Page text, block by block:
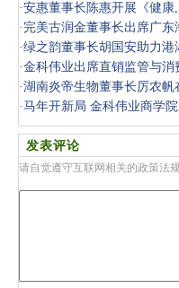
·安惠董事长陈惠开展《健
· 完美古润金董事长出席广
事扩大会
·绿之韵董事长胡国安助力
宪法公园
·金科伟业出席直销监管与消
并部署合
·湖南炎帝生物董事长厉农帆
签署诚信
·马年开新局 金科伟业商学
发表评论
请自觉遵守互联网相关的政策法